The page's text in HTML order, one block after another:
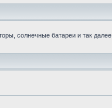
солнечные батареи и так далее